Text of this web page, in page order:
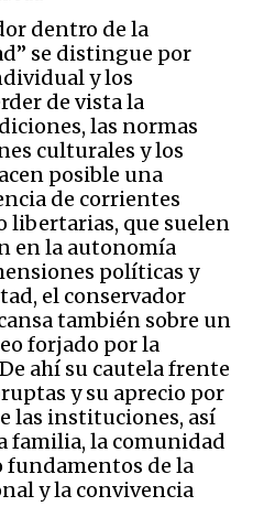
dentro de la
se distingue por
y los
de vista la
las normas
culturales y los
posible una
de corrientes
libertarias, que suelen
en la autonomía
políticas y
el conservador
también sobre un
forjado por la
ahí su cautela frente
y su aprecio por
las instituciones, así
familia, la comunidad
fundamentos de la
y la convivencia